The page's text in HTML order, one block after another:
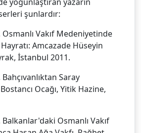
şunlardır:
Osmanlı Vakıf Medeniyetinde
Amcazade Hüseyin
İstanbul 2011.
Bahçıvanlıktan Saray
Ocağı, Yitik Hazine,
Balkanlar'daki Osmanlı Vakıf